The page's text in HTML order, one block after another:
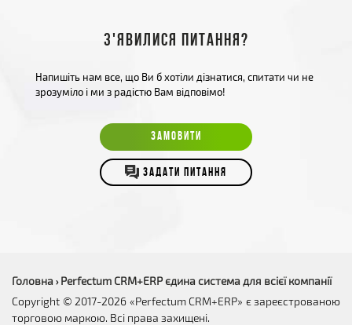
З'явилися питання?
Напишіть нам все, що Ви б хотіли дізнатися, спитати чи не
зрозуміло і ми з радістю Вам відповімо!
ЗАМОВИТИ
ЗАДАТИ ПИТАННЯ
Головна › Perfectum CRM+ERP єдина система для всієї компанії
Copyright © 2017-2026 «Perfectum CRM+ERP» є зареєстрованою
торговою маркою. Всі права захищені.